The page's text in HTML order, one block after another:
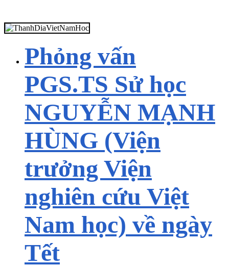
Phỏng vấn
PGS.TS Sử học
NGUYỄN MẠNH
HÙNG (Viện
trưởng Viện
nghiên cứu Việt
Nam học) về ngày
Tết